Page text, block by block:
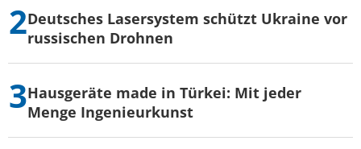
Deutsches Lasersystem schützt Ukraine vor
russischen Drohnen
Hausgeräte made in Türkei: Mit jeder
Menge Ingenieurkunst